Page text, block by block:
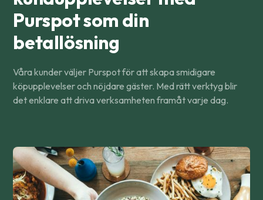
Purspot som din
betallösning
Våra kunder väljer Purspot för att skapa smidigare
köpupplevelser och nöjdare gäster. Med rätt verktyg blir
det enklare att driva verksamheten framåt varje dag.